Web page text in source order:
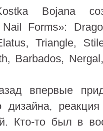
Bojana
Forms»:
Triangle,
Barbados,
впервые
дизайна,
Кто-то был в